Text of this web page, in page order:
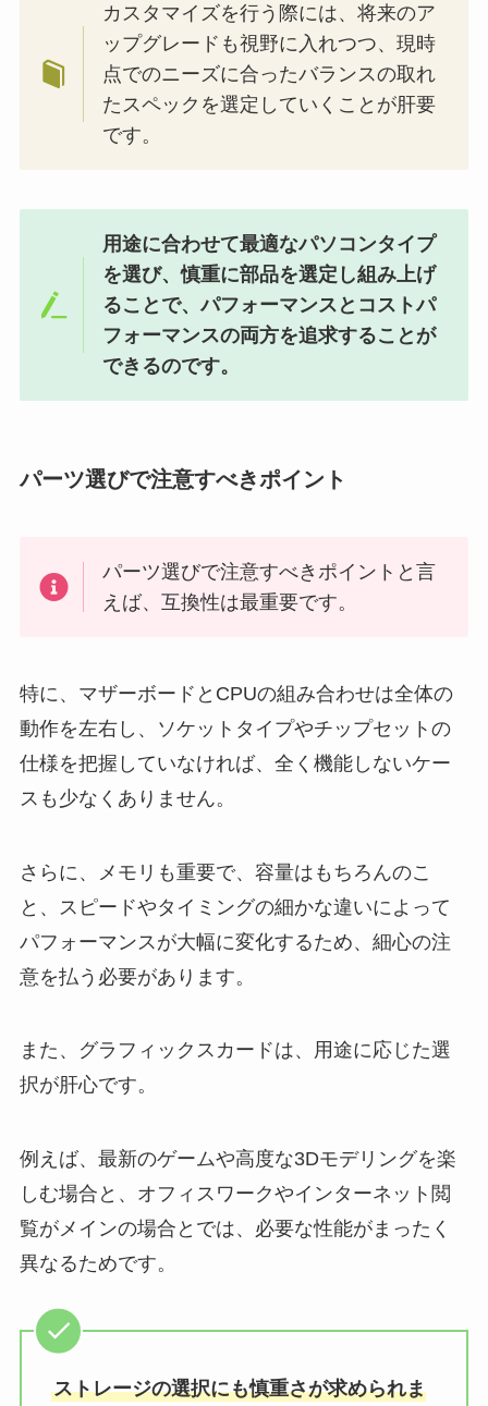
カスタマイズを行う際には、将来のア
ップグレードも視野に入れつつ、現時
点でのニーズに合ったバランスの取れ
たスペックを選定していくことが肝要
です。
用途に合わせて最適なパソコンタイプ
を選び、慎重に部品を選定し組み上げ
ることで、パフォーマンスとコストパ
フォーマンスの両方を追求することが
できるのです。
パーツ選びで注意すべきポイント
パーツ選びで注意すべきポイントと言
えば、互換性は最重要です。
特に、マザーボードとCPUの組み合わせは全体の
動作を左右し、ソケットタイプやチップセットの
仕様を把握していなければ、全く機能しないケー
スも少なくありません。
さらに、メモリも重要で、容量はもちろんのこ
と、スピードやタイミングの細かな違いによって
パフォーマンスが大幅に変化するため、細心の注
意を払う必要があります。
また、グラフィックスカードは、用途に応じた選
択が肝心です。
例えば、最新のゲームや高度な3Dモデリングを楽
しむ場合と、オフィスワークやインターネット閲
覧がメインの場合とでは、必要な性能がまったく
異なるためです。
ストレージの選択にも慎重さが求められま